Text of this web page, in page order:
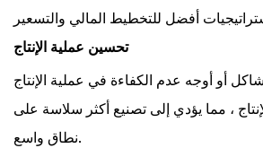
تحسين عملية الإنتاج
أو أوجه عدم الكفاءة في عملية الإنتاج
، مما يؤدي إلى تصنيع أكثر سلاسة على
نطاق واسع.